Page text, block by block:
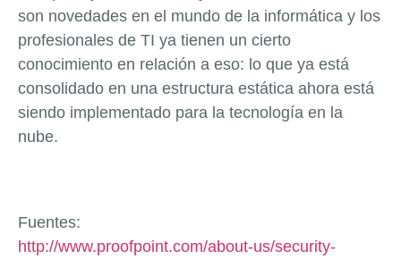
son novedades en el mundo de la informática y los
profesionales de TI ya tienen un cierto
conocimiento en relación a eso: lo que ya está
consolidado en una estructura estática ahora está
siendo implementado para la tecnología en la
nube.
Fuentes:
http://www.proofpoint.com/about-us/security-